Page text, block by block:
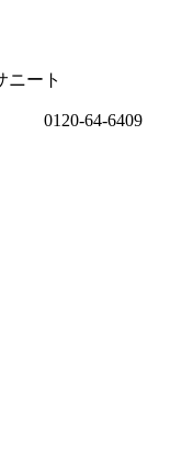
ニート
0120-64-6409